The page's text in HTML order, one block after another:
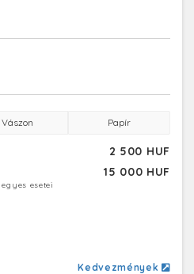
Vászon Papír
2 500 HUF
15 000 HUF
esetei
Kedvezmények